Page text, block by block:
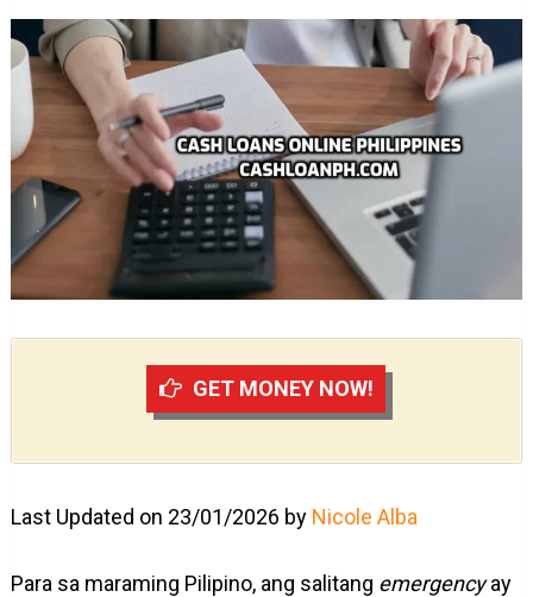
GET MONEY NOW!
Last Updated on 23/01/2026 by Nicole Alba
Para sa maraming Pilipino, ang salitang emergencyay